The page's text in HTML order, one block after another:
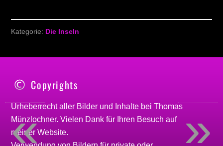
Kategorie: Die Inseln
Copyrights
Urheberrecht aller Bilder und Inhalte beiThomas
Münzlochner. Vielen Dank für Ihren Besuch auf
meinerWebsite.
»
«